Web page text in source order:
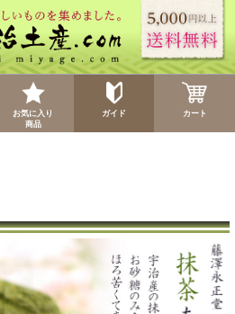
お気に入り
商品
ガイド カート